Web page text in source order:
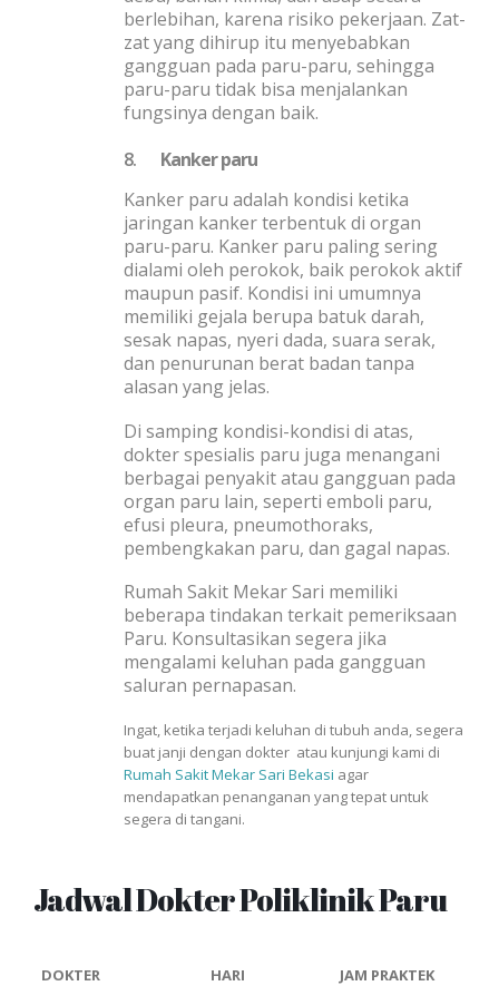
berlebihan, karena risiko pekerjaan. Zat-
zat yang dihirup itu menyebabkan
gangguan pada paru-paru, sehingga
paru-paru tidak bisa menjalankan
fungsinya dengan baik.
8. Kanker paru
Kanker paru adalah kondisi ketika
jaringan kanker terbentuk di organ
paru-paru. Kanker paru paling sering
dialami oleh perokok, baik perokok aktif
maupun pasif. Kondisi ini umumnya
memiliki gejala berupa batuk darah,
sesak napas, nyeri dada, suara serak,
dan penurunan berat badan tanpa
alasan yang jelas.
Di samping kondisi-kondisi di atas,
dokter spesialis paru juga menangani
berbagai penyakit atau gangguan pada
organ paru lain, seperti emboli paru,
efusi pleura, pneumothoraks,
pembengkakan paru, dan gagal napas.
Rumah Sakit Mekar Sari memiliki
beberapa tindakan terkait pemeriksaan
Paru. Konsultasikan segera jika
mengalami keluhan pada gangguan
saluran pernapasan.
Ingat, ketika terjadi keluhan di tubuh anda, segera
buat janji dengan dokter atau kunjungi kami di
Rumah Sakit Mekar Sari Bekasi agar
mendapatkan penanganan yang tepat untuk
segera di tangani.
Jadwal Dokter Poliklinik Paru
DOKTER HARI
JAM PRAKTEK